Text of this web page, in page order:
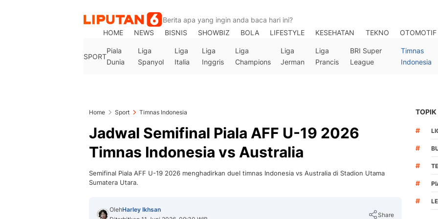
HOME
NEWS BISNIS SHOWBIZ BOLA LIFESTYLE KESEHATAN TEKNO OTOMOTIF
SPORT
Piala
Dunia
Liga
Spanyol
Liga
Italia
Liga
Inggris
Liga
Champions
Liga
Jerman
Liga
Prancis
BRI Super
League
Timnas
Indonesia
Home Sport Timnas Indonesia
Jadwal Semifinal Piala AFF U-19 2026
Timnas Indonesia vs Australia
Semifinal Piala AFF U-19 2026 menghadirkan duel timnas Indonesia vs Australia di Stadion Utama
Sumatera Utara.
OlehHarley Ikhsan
Share
TOPIK
#
#
#
#
#